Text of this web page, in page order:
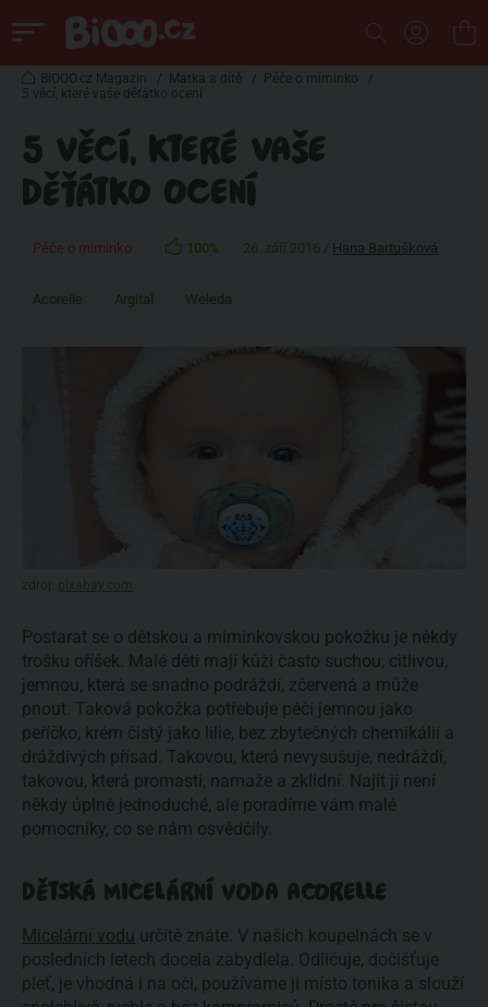
BiOOO.cz Magazin / Matka a dítě / Péče o miminko
/
5 věcí, které vaše děťátko ocení
5 VĚCÍ, KTERÉ VAŠE
DĚŤÁTKO OCENÍ
Péče o miminko 100% Hana Bartušková
Acorelle Argital Weleda
Postarat se o dětskou a miminkovskou pokožku je někdy
trošku oříšek. Malé děti mají kůži často suchou, citlivou,
jemnou, která se snadno podráždí, zčervená a může
pnout. Taková pokožka potřebuje péči jemnou jako
peříčko, krém čistý jako lilie, bez zbytečných chemikálií a
dráždivých přísad. Takovou, která nevysušuje, nedráždí,
takovou, která promastí, namaže a zklidní. Najít ji není
někdy úplně jednoduché, ale poradíme vám malé
pomocníky, co se nám osvědčily.
DĚTSKÁ MICELÁRNÍ VODA ACORELLE
Micelární vodu určitě znáte. V našich koupelnách se v
posledních letech docela zabydlela. Odličuje, dočišťuje
pleť, je vhodná i na oči, používáme ji místo tonika a slouží